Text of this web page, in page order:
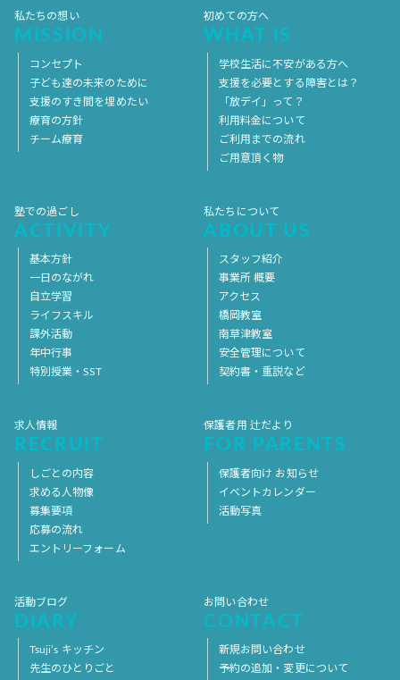
私たちの想い
MISSION
コンセプト
子ども達の未来のために
支援のすき間を埋めたい
療育の方針
チーム療育
初めての方へ
WHAT IS
学校生活に不安がある方へ
支援を必要とする障害とは？
「放デイ」って？
利用料金について
ご利用までの流れ
ご用意頂く物
塾での過ごし
ACTIVITY
基本方針
一日のながれ
自立学習
ライフスキル
課外活動
年中行事
特別授業・SST
私たちについて
ABOUT US
スタッフ紹介
事業所 概要
アクセス
橋岡教室
南草津教室
安全管理について
契約書・重説など
求人情報
RECRUIT
しごとの内容
求める人物像
募集要項
応募の流れ
エントリーフォーム
保護者用 辻だより
FOR PARENTS
保護者向け お知らせ
イベントカレンダー
活動写真
活動ブログ
DIARY
Tsuji’s キッチン
先生のひとりごと
お問い合わせ
CONTACT
新規お問い合わせ
予約の追加・変更について